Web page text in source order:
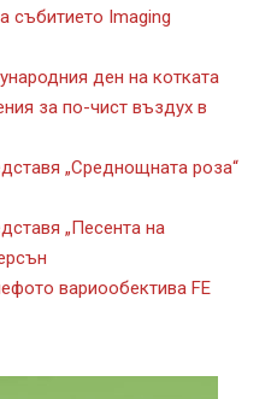
събитието Imaging
ден на котката
за по-чист въздух в
„Среднощната роза“
„Песента на
вариообектива FE